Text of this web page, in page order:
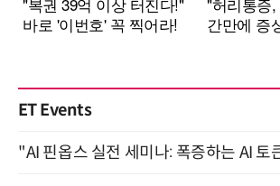
ET Events